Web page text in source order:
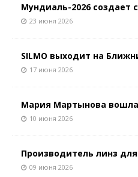
Мундиаль-2026 создает
23 июня 2026
SILMO выходит на
17 июня 2026
Мария Мартынова вошла
10 июня 2026
Производитель линз
09 июня 2026